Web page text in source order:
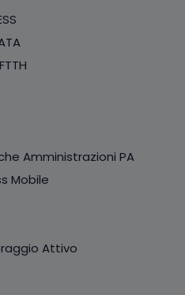
Amministrazioni PA
Mobile
Attivo